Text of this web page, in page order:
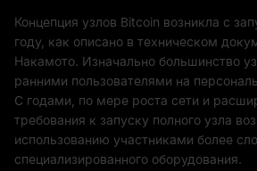
Концепция узлов Bitcoin возникла с
году, как описано в техническом
Накамото. Изначально большинство
ранними пользователями на
С годами, по мере роста сети и
требования к запуску полного узла
использованию участниками более
специализированного оборудования.